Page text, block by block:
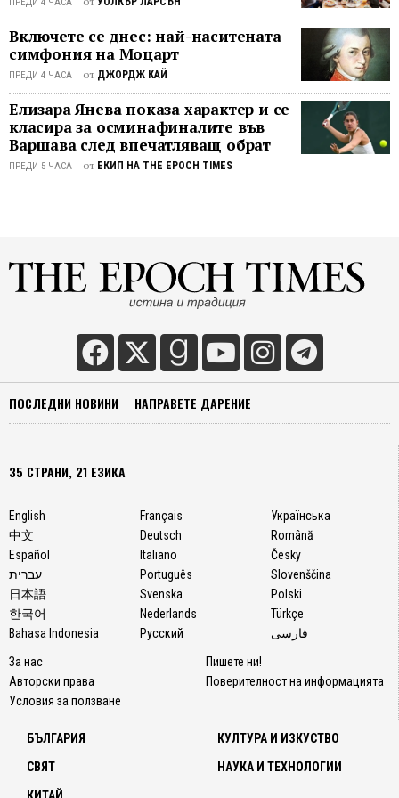
не
закон,
а
за
на
Включете се днес: най-наситената
симфония на Моцарт
ПРЕДИ 4 ЧАСА от ДЖОРДЖ КАЙ
Елизара Янева показа характер и се
класира за осминафиналите във
Варшава след впечатляващ обрат
ПРЕДИ 5 ЧАСА от ЕКИП НА THE EPOCH TIMES
ПОСЛЕДНИ НОВИНИ НАПРАВЕТЕ ДАРЕНИЕ
35 СТРАНИ, 21 ЕЗИКА
English
中文
Español
עברית
日本語
한국어
Bahasa Indonesia
Français
Deutsch
Italiano
Português
Svenska
Nederlands
Русский
Українська
Română
Česky
Slovenščina
Polski
Türkçe
فارسی
За нас
Авторски права
Условия за ползване
Пишете ни!
Поверителност на информацията
БЪЛГАРИЯ
СВЯТ
КУЛТУРА И ИЗКУСТВО
НАУКА И ТЕХНОЛОГИИ